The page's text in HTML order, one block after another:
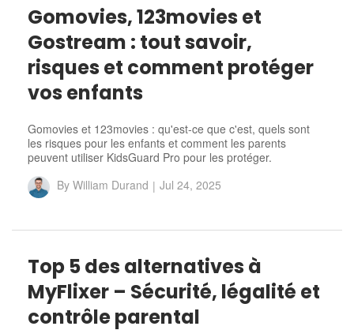
Gomovies, 123movies et
Gostream : tout savoir,
risques et comment protéger
vos enfants
Gomovies et 123movies : qu'est-ce que c'est, quels sont
les risques pour les enfants et comment les parents
peuvent utiliser KidsGuard Pro pour les protéger.
By William Durand | Jul 24, 2025
Top 5 des alternatives à
MyFlixer – Sécurité, légalité et
contrôle parental